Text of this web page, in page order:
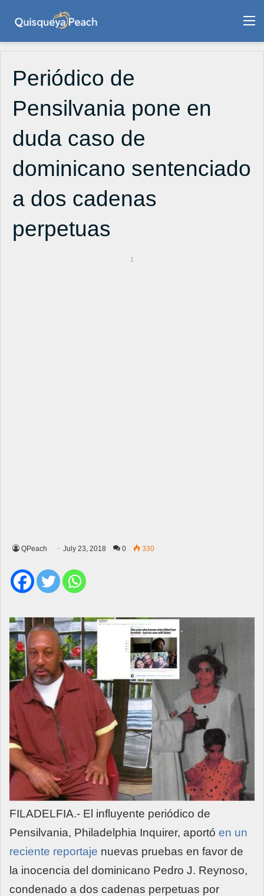
Periódico de
Pensilvania pone en
duda caso de
dominicano sentenciado
a dos cadenas
perpetuas
1
QPeach July 23, 2018 0 330
FILADELFIA.- El influyente periódico de
Pensilvania, Philadelphia Inquirer, aportó en un
reciente reportaje nuevas pruebas en favor de
la inocencia del dominicano Pedro J. Reynoso,
condenado a dos cadenas perpetuas por